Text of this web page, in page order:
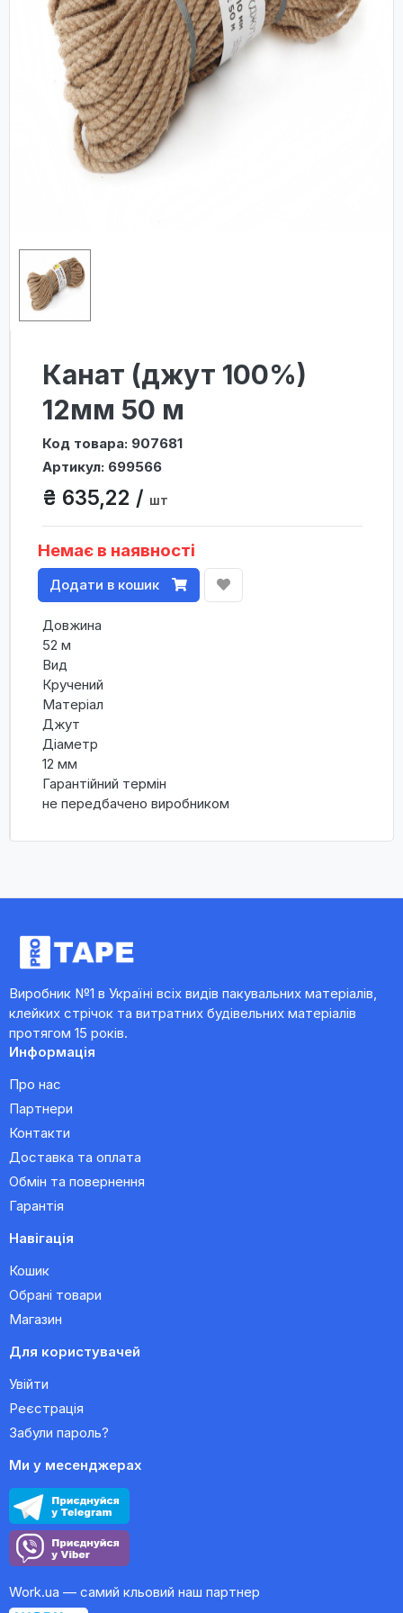
Канат (джут 100%)
12мм 50 м
Код товара: 907681
Артикул: 699566
₴ 635,22 / шт
Немає в наявності
Додати в кошик
Довжина
52 м
Вид
Кручений
Матеріал
Джут
Діаметр
12 мм
Гарантійний термін
не передбачено виробником
Виробник №1 в Україні всіх видів пакувальних матеріалів,
клейких стрічок та витратних будівельних матеріалів
протягом 15 років.
Информація
Про нас
Партнери
Контакти
Доставка та оплата
Обмін та повернення
Гарантія
Навігація
Кошик
Обрані товари
Магазин
Для користувачей
Увійти
Реєстрація
Забули пароль?
Ми у месенджерах
Work.ua — самий кльовий наш партнер